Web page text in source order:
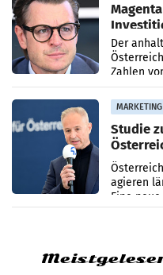
Der
Zahlen
ersten
Studie
werden
agieren
Eine